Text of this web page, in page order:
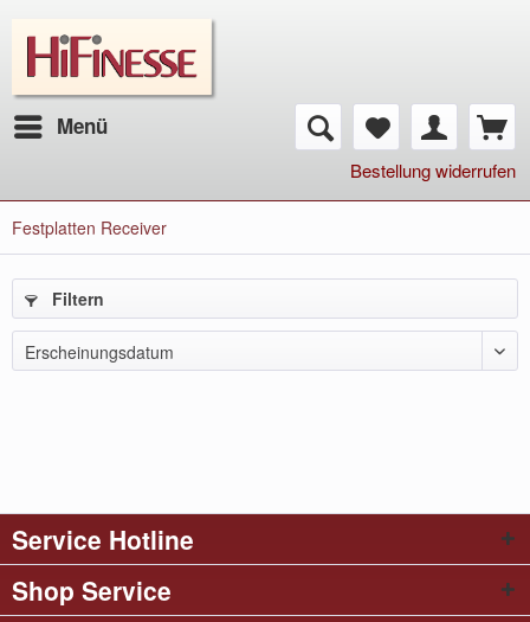
Menü
Bestellung widerrufen
Festplatten Receiver
Filtern
Erscheinungsdatum
Service Hotline
Shop Service